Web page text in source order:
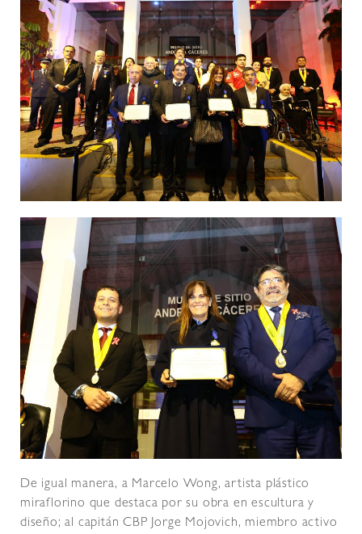
De igual manera, a Marcelo Wong, artista plástico
miraflorino que destaca por su obra en escultura y
diseño; al capitán CBP Jorge Mojovich, miembro activo